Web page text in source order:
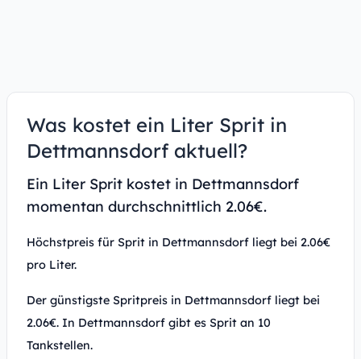
Was kostet ein Liter Sprit in
Dettmannsdorf aktuell?
Ein Liter Sprit kostet in Dettmannsdorf
momentan durchschnittlich 2.06€.
Höchstpreis für Sprit in Dettmannsdorf liegt bei 2.06€
pro Liter.
Der günstigste Spritpreis in Dettmannsdorf liegt bei
2.06€. In Dettmannsdorf gibt es Sprit an 10
Tankstellen.